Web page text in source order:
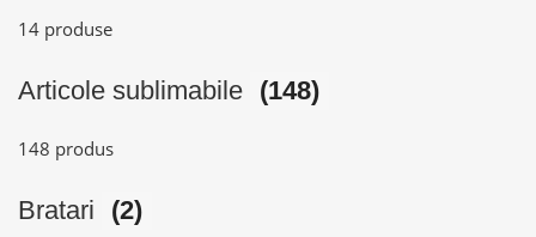
14 produse
Articole sublimabile (148)
148 produs
Bratari (2)